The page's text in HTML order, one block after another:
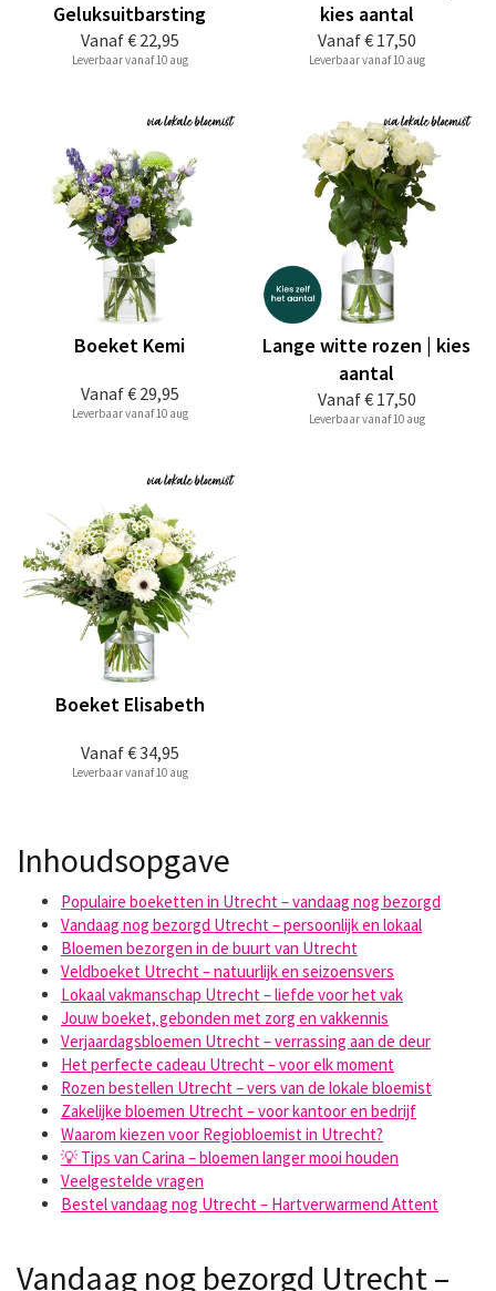
Vanaf€ 22,95
Geluksuitbarsting
Leverbaar vanaf 10 aug
Vanaf€ 17,50
kies aantal
Leverbaar vanaf 10 aug
Vanaf€ 29,95
Boeket Kemi
Leverbaar vanaf 10 aug
Vanaf€ 17,50
Lange witte rozen | kies
aantal
Leverbaar vanaf 10 aug
Vanaf€ 34,95
Boeket Elisabeth
Leverbaar vanaf 10 aug
Inhoudsopgave
Populaire boeketten in Utrecht – vandaag nog bezorgd
Vandaag nog bezorgd Utrecht – persoonlijk en lokaal
Bloemen bezorgen in de buurt van Utrecht
Veldboeket Utrecht – natuurlijk en seizoensvers
Lokaal vakmanschap Utrecht – liefde voor het vak
Jouw boeket, gebonden met zorg en vakkennis
Verjaardagsbloemen Utrecht – verrassing aan de deur
Het perfecte cadeau Utrecht – voor elk moment
Rozen bestellen Utrecht – vers van de lokale bloemist
Zakelijke bloemen Utrecht – voor kantoor en bedrijf
Waarom kiezen voor Regiobloemist in Utrecht?
💡 Tips van Carina – bloemen langer mooi houden
Veelgestelde vragen
Bestel vandaag nog Utrecht – Hartverwarmend Attent
Vandaag nog bezorgd Utrecht –